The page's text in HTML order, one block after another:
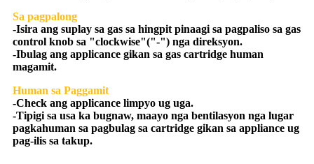
Sa pagpalong
-Isira ang suplay sa gas sa hingpit pinaagi sa pagpaliso sa gas
control knob sa "clockwise"("-") nga direksyon.
-Ibulag ang applicance gikan sa gas cartridge human
magamit.
Human sa Paggamit
-Check ang applicance limpyo ug uga.
-Tipigi sa usa ka bugnaw, maayo nga bentilasyon nga lugar
pagkahuman sa pagbulag sa cartridge gikan sa appliance ug
pag-ilis sa takup.